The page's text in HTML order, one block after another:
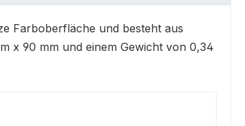
Farboberfläche und besteht aus
x 90 mm und einem Gewicht von 0,34